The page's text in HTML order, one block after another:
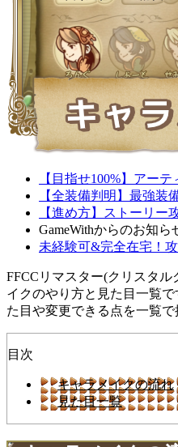
【目指せ100%】アー
【全装備判明】最強装
【進め方】ストーリー
GameWithからのお知ら
未経験可&完全在宅！
FFCCリマスター(クリスタ
イクのやり方と見た目一覧
た目や変更できる点を一覧で
目次
キャラメイクの流れ
見た目一覧